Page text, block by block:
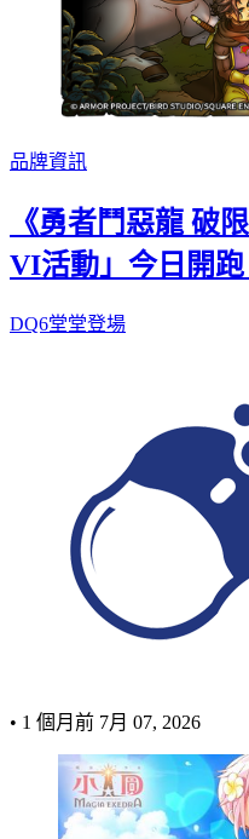
品牌資訊
《勇者鬥惡龍 破
VI活動」今日開跑
DQ6堂堂登場
• 1 個月前 7月 07, 2026